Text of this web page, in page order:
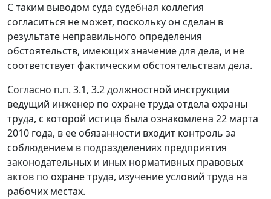
С таким выводом суда судебная коллегия
согласиться не может, поскольку он сделан в
результате неправильного определения
обстоятельств, имеющих значение для дела, и не
соответствует фактическим обстоятельствам дела.
Согласно п.п. 3.1, 3.2 должностной инструкции
ведущий инженер по охране труда отдела охраны
труда, с которой истица была ознакомлена 22 марта
2010 года, в ее обязанности входит контроль за
соблюдением в подразделениях предприятия
законодательных и иных нормативных правовых
актов по охране труда, изучение условий труда на
рабочих местах.